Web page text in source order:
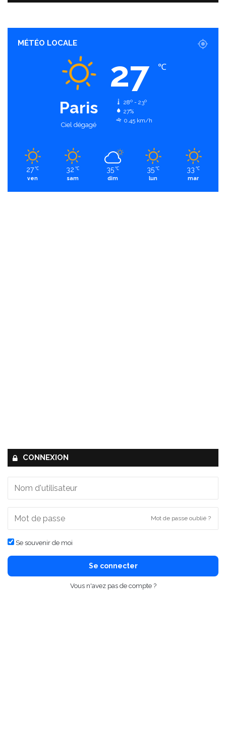
MÉTÉO LOCALE
Paris
Ciel dégagé
27 ℃
28º - 23º
27%
0.45 km/h
27 ℃
ven
32 ℃
sam
35 ℃
dim
35 ℃
lun
33 ℃
mar
CONNEXION
Mot de passe oublié ?
Se souvenir de moi
Se connecter
Vous n'avez pas de compte ?